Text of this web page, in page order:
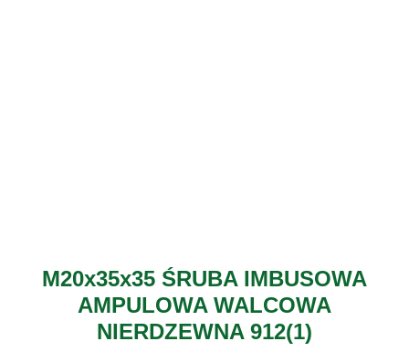
M20x35x35 ŚRUBA IMBUSOWA
AMPULOWA WALCOWA
NIERDZEWNA 912(1)